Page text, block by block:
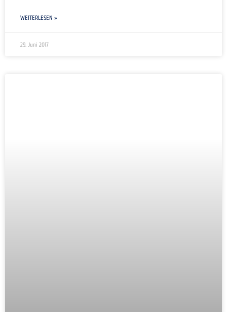
WEITERLESEN »
29. Juni 2017